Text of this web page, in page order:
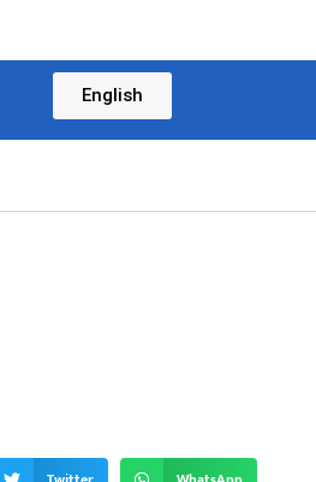
English